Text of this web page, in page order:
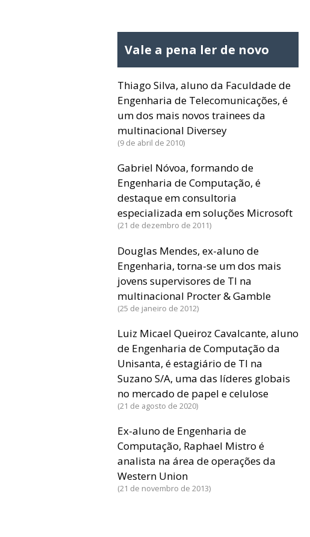
Vale a pena ler de novo
Thiago Silva, aluno da Faculdade de
Engenharia de Telecomunicações, é
um dos mais novos trainees da
multinacional Diversey
9 de abril de 2010
Gabriel Nóvoa, formando de
Engenharia de Computação, é
destaque em consultoria
especializada em soluções Microsoft
21 de dezembro de 2011
Douglas Mendes, ex-aluno de
Engenharia, torna-se um dos mais
jovens supervisores de TI na
multinacional Procter & Gamble
25 de janeiro de 2012
Luiz Micael Queiroz Cavalcante, aluno
de Engenharia de Computação da
Unisanta, é estagiário de TI na
Suzano S/A, uma das líderes globais
no mercado de papel e celulose
21 de agosto de 2020
Ex-aluno de Engenharia de
Computação, Raphael Mistro é
analista na área de operações da
Western Union
21 de novembro de 2013